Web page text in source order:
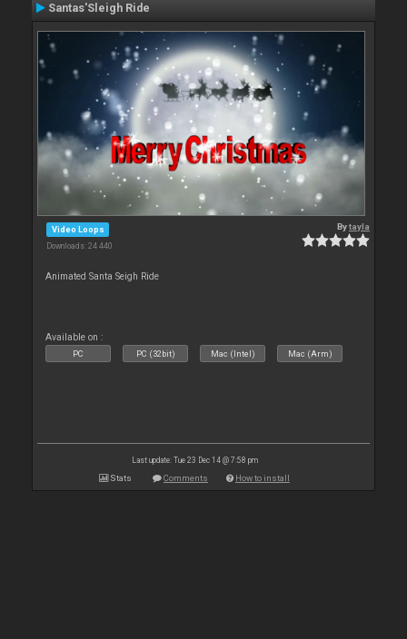
Santas'Sleigh Ride
Video Loops
Downloads: 24 440
Bytayla
Animated Santa Seigh Ride
Available on :
PC PC (32bit) Mac (Intel) Mac (Arm)
Last update: Tue 23 Dec 14 @ 7:58 pm
Stats Comments How to install